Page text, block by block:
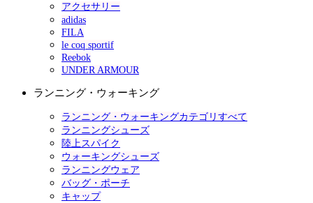
アクセサリー
adidas
FILA
le coq sportif
Reebok
UNDER ARMOUR
ランニング・ウォーキング
ランニング・ウォーキングカテゴリすべて
ランニングシューズ
陸上スパイク
ウォーキングシューズ
ランニングウェア
バッグ・ポーチ
キャップ